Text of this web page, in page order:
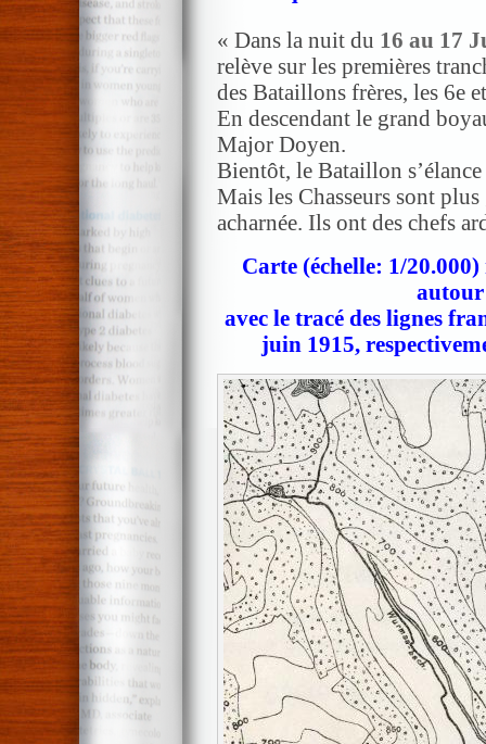
« Dans la nuit du 16 au 17
relève sur les premières
des Bataillons frères, les 6e
En descendant le grand
Major Doyen.
Bientôt, le Bataillon
Mais les Chasseurs sont
acharnée. Ils ont des chefs
Carte (échelle: 1/
autour
avec le tracé des lignes
juin 1915,